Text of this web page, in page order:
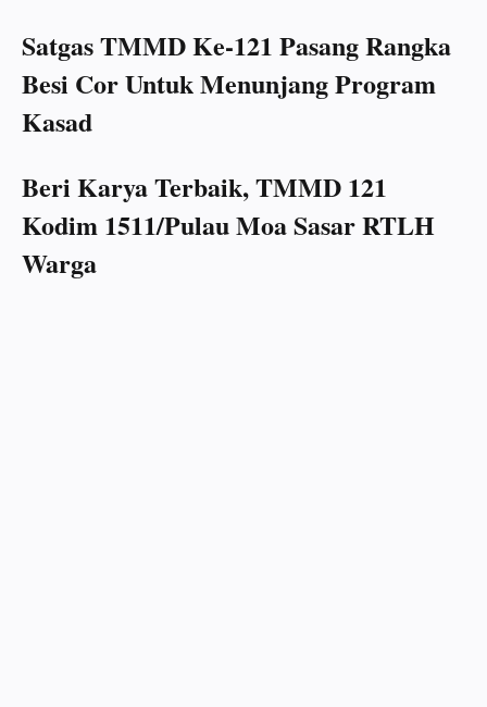
Satgas TMMD Ke-121 Pasang Rangka
Besi Cor Untuk Menunjang Program
Kasad
Beri Karya Terbaik, TMMD 121
Kodim 1511/Pulau Moa Sasar RTLH
Warga